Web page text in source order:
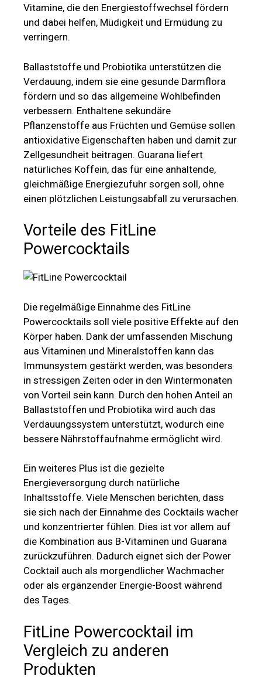
Vitamine, die den Energiestoffwechsel fördern
und dabei helfen, Müdigkeit und Ermüdung zu
verringern.
Ballaststoffe und Probiotika unterstützen die
Verdauung, indem sie eine gesunde Darmflora
fördern und so das allgemeine Wohlbefinden
verbessern. Enthaltene sekundäre
Pflanzenstoffe aus Früchten und Gemüse sollen
antioxidative Eigenschaften haben und damit zur
Zellgesundheit beitragen. Guarana liefert
natürliches Koffein, das für eine anhaltende,
gleichmäßige Energiezufuhr sorgen soll, ohne
einen plötzlichen Leistungsabfall zu verursachen.
Vorteile des FitLine
Powercocktails
Die regelmäßige Einnahme des FitLine
Powercocktails soll viele positive Effekte auf den
Körper haben. Dank der umfassenden Mischung
aus Vitaminen und Mineralstoffen kann das
Immunsystem gestärkt werden, was besonders
in stressigen Zeiten oder in den Wintermonaten
von Vorteil sein kann. Durch den hohen Anteil an
Ballaststoffen und Probiotika wird auch das
Verdauungssystem unterstützt, wodurch eine
bessere Nährstoffaufnahme ermöglicht wird.
Ein weiteres Plus ist die gezielte
Energieversorgung durch natürliche
Inhaltsstoffe. Viele Menschen berichten, dass
sie sich nach der Einnahme des Cocktails wacher
und konzentrierter fühlen. Dies ist vor allem auf
die Kombination aus B-Vitaminen und Guarana
zurückzuführen. Dadurch eignet sich der Power
Cocktail auch als morgendlicher Wachmacher
oder als ergänzender Energie-Boost während
des Tages.
FitLine Powercocktail im
Vergleich zu anderen
Produkten